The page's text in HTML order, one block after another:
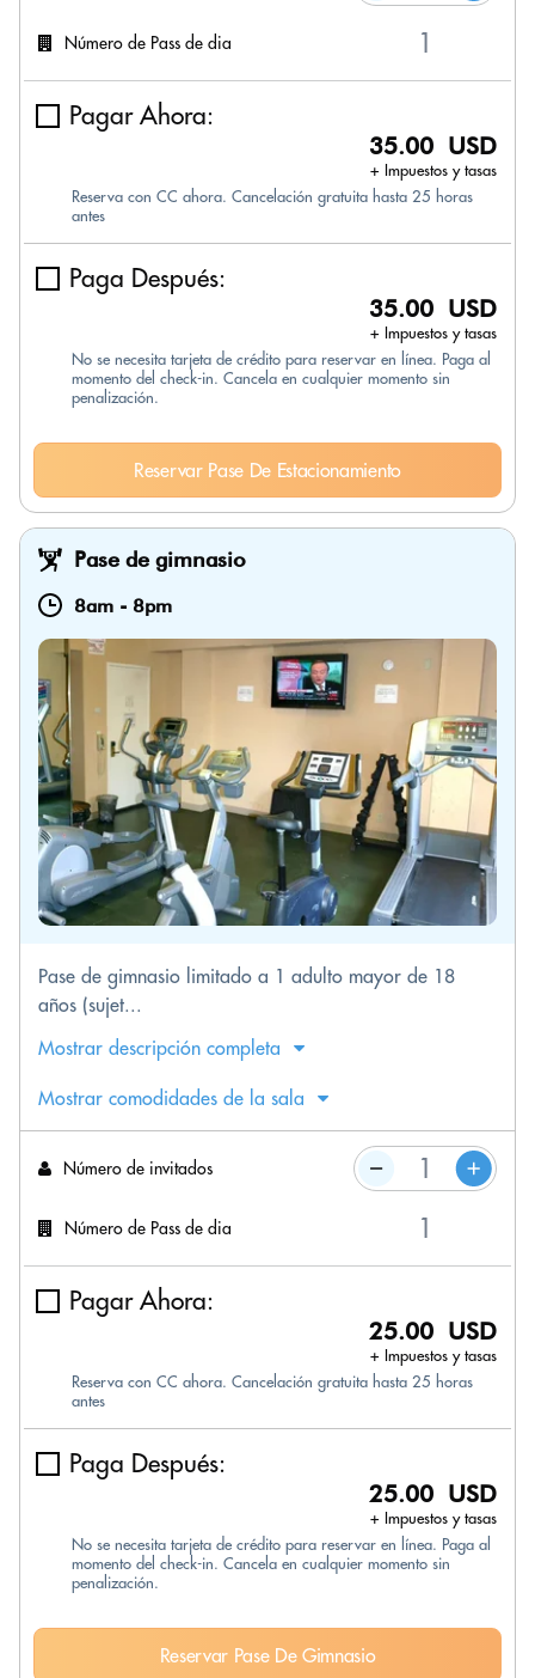
Número de Pass de dia
Pagar Ahora:
35.00 USD
+ Impuestos y tasas
Reserva con CC ahora. Cancelación gratuita hasta 25 horas
antes
Paga Después:
35.00 USD
+ Impuestos y tasas
No se necesita tarjeta de crédito para reservar en línea. Paga al
momento del check-in. Cancela en cualquier momento sin
penalización.
Reservar Pase De Estacionamiento
Pase de gimnasio
8am - 8pm
Pase de gimnasio limitado a 1 adulto mayor de 18
años (sujet...
Mostrar descripción completa
Mostrar comodidades de la sala
Número de invitados
Número de Pass de dia
Pagar Ahora:
25.00 USD
+ Impuestos y tasas
Reserva con CC ahora. Cancelación gratuita hasta 25 horas
antes
Paga Después:
25.00 USD
+ Impuestos y tasas
No se necesita tarjeta de crédito para reservar en línea. Paga al
momento del check-in. Cancela en cualquier momento sin
penalización.
Reservar Pase De Gimnasio